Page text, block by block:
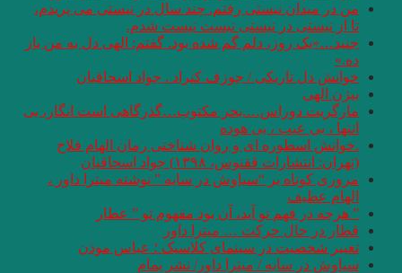
من در میدان نیستی رفتم. چند سال در نیستی می پریدم،
تا از نیستی در نیستی نیست نیست شدم.
جنید…«یک روز، دلم گم شده بود. گفتم: الهی دل به من باز
ده.»
خوانش دل تاریکی / جوزف کنراد . جواد اسحاقیان
بیژن الهی
مارگریت دوراس….بحر مکتوب…گذرگاهی است انگار، بی
انتها ، بی عيب ، بی هوده
.خوانش اسطوره ای و روان شناختی رمان الهام فلاح
(تهران: انتشارات ققنوس، ۱۳۹۸) جواد اسحاقیان
مروری کوتاه بر “‌سیاوش در سایه ” نوشته میترا داور ،
الهام عطیف
” هرچه در فهم تو آید، آن بود مفهوم تو ” عطار
قطار در حال حرکت … میترا داور
تغییر شخصیت در سینمای کلاسیک ؛ عباس موذن
سیاوش در سایه / میترا داور/ نشر یمام